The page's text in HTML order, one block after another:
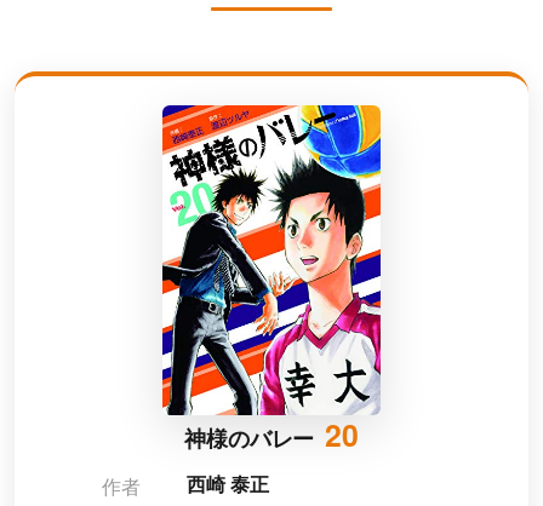
神様のバレー 20
作者
西崎 泰正